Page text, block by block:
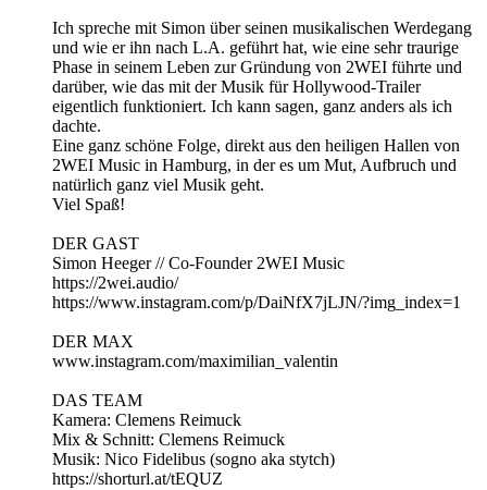
Ich spreche mit Simon über seinen musikalischen Werdegang
und wie er ihn nach L.A. geführt hat, wie eine sehr traurige
Phase in seinem Leben zur Gründung von 2WEI führte und
darüber, wie das mit der Musik für Hollywood-Trailer
eigentlich funktioniert. Ich kann sagen, ganz anders als ich
dachte.
Eine ganz schöne Folge, direkt aus den heiligen Hallen von
2WEI Music in Hamburg, in der es um Mut, Aufbruch und
natürlich ganz viel Musik geht.
Viel Spaß!
DER GAST
Simon Heeger // Co-Founder 2WEI Music
https://2wei.audio/
https://www.instagram.com/p/DaiNfX7jLJN/?img_index=1
DER MAX
www.instagram.com/maximilian_valentin
DAS TEAM
Kamera: Clemens Reimuck
Mix & Schnitt: Clemens Reimuck
Musik: Nico Fidelibus (sogno aka stytch)
https://shorturl.at/tEQUZ